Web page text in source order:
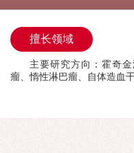
擅长领域
主要研究方向：霍奇
瘤、惰性淋巴瘤、自体造血